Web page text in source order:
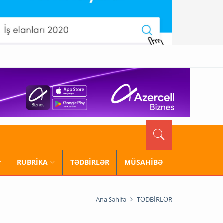
RUBRİKA TƏDBİRLƏR MÜSAHİBƏ
Ana Səhifə TƏDBİRLƏR